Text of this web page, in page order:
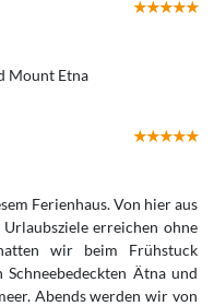
Mount Etna
Ferienhaus. Von hier aus
erreichen ohne
wir beim Frühstuck
Ätna und
Abends werden wir von